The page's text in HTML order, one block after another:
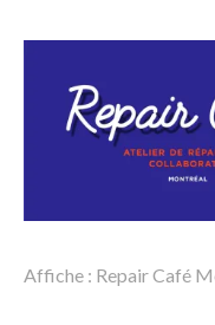
Affiche : Repair Café